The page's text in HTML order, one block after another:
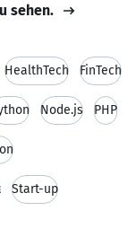
sehen.
HealthTech FinTech
Node.js PHP
Start-up